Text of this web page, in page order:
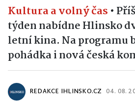
Kultura a volný čas •
týden nabídne Hlinsko
letní kina. Na programu
pohádka i nová česká
REDAKCE IHLINSKO.CZ 04. 08.